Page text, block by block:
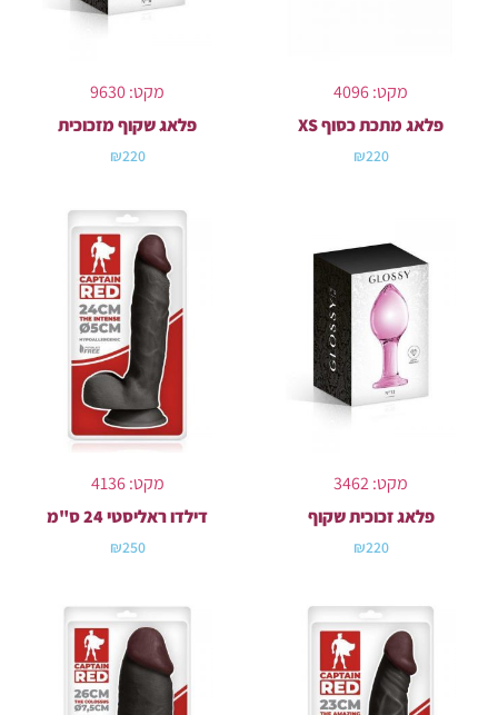
מקט: 4096
פלאג מתכת כסוף XS
₪220
מקט: 9630
פלאג שקוף מזכוכית
₪220
מקט: 3462
פלאג זכוכית שקוף
₪220
מקט: 4136
דילדו ראליסטי 24 ס"מ
₪250